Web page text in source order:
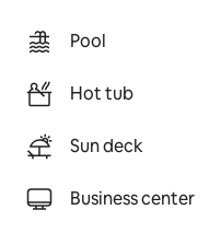
Pool
Hot tub
Sun deck
Business center